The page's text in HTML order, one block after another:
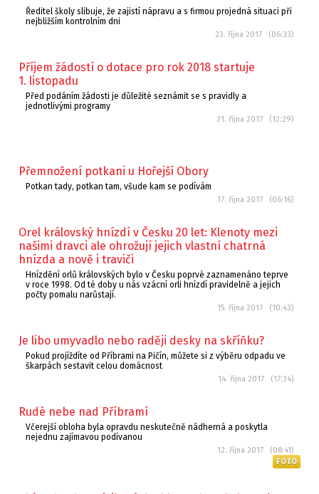
Ředitel školy slibuje, že zajistí nápravu a s firmou projedná situaci při
nejbližším kontrolním dni
23. října 2017 (06:33)
Příjem žádostí o dotace pro rok 2018 startuje
1. listopadu
Před podáním žádosti je důležité seznámit se s pravidly a
jednotlivými programy
21. října 2017 (12:29)
Přemnožení potkani u Hořejší Obory
Potkan tady, potkan tam, všude kam se podívám
17. října 2017 (06:16)
Orel královský hnízdí v Česku 20 let: Klenoty mezi
našimi dravci ale ohrožují jejich vlastní chatrná
hnízda a nově i traviči
Hnízdění orlů královských bylo v Česku poprvé zaznamenáno teprve
v roce 1998. Od té doby u nás vzácní orli hnízdí pravidelně a jejich
počty pomalu narůstají.
15. října 2017 (10:43)
Je libo umyvadlo nebo raději desky na skříňku?
Pokud projíždíte od Příbrami na Pičín, můžete si z výběru odpadu ve
škarpách sestavit celou domácnost
14. října 2017 (17:34)
Rudé nebe nad Příbramí
Včerejší obloha byla opravdu neskutečně nádherná a poskytla
nejednu zajímavou podívanou
12. října 2017 (08:41)
FOTO